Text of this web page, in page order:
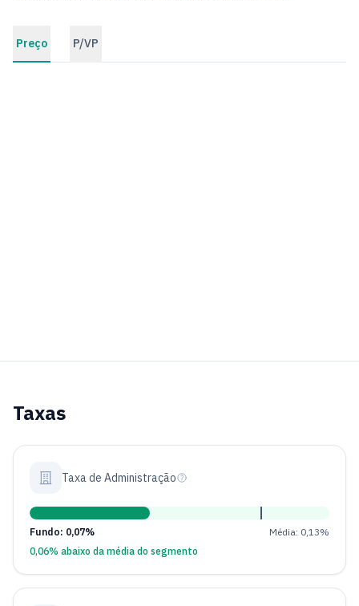
Preço P/VP
Taxas
Taxa de Administração
Fundo: 0,07%
Média: 0,13%
0,06% abaixo da média do segmento